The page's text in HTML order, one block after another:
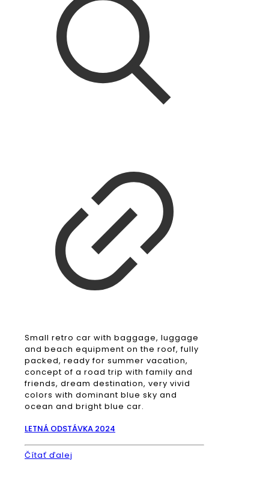
Small retro car with baggage, luggage
and beach equipment on the roof, fully
packed, ready for summer vacation,
concept of a road trip with family and
friends, dream destination, very vivid
colors with dominant blue sky and
ocean and bright blue car.
LETNÁ ODSTÁVKA 2024
Čítať ďalej